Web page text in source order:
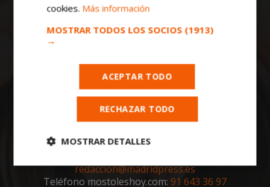
Todas las noticias de Móstoles en
mostoleshoy.com. Mantente informado de
toda la actualidad, noticias, eventos, ocio y
redaccion@madridpress.es
Teléfono mostoleshoy.com: 91 643 36 97
cookies. Más información
MOSTRAR TODOS LOS SOCIOS (1913)
→
ACEPTAR TODO
RECHAZAR TODO
MOSTRAR DETALLES
Cookies
estrictamente
Cookies de
rendimiento